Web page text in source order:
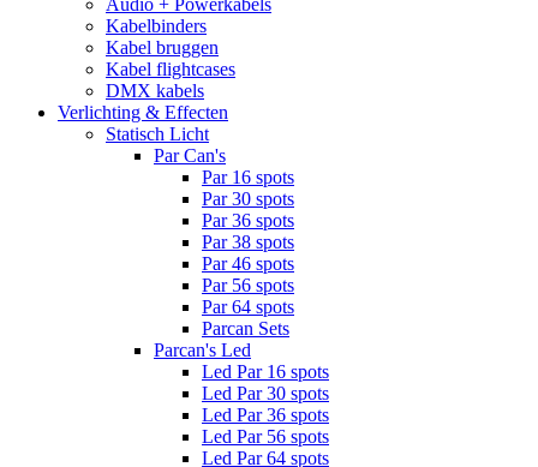
Audio + Powerkabels
Kabelbinders
Kabel bruggen
Kabel flightcases
DMX kabels
Verlichting & Effecten
Statisch Licht
Par Can's
Par 16 spots
Par 30 spots
Par 36 spots
Par 38 spots
Par 46 spots
Par 56 spots
Par 64 spots
Parcan Sets
Parcan's Led
Led Par 16 spots
Led Par 30 spots
Led Par 36 spots
Led Par 56 spots
Led Par 64 spots